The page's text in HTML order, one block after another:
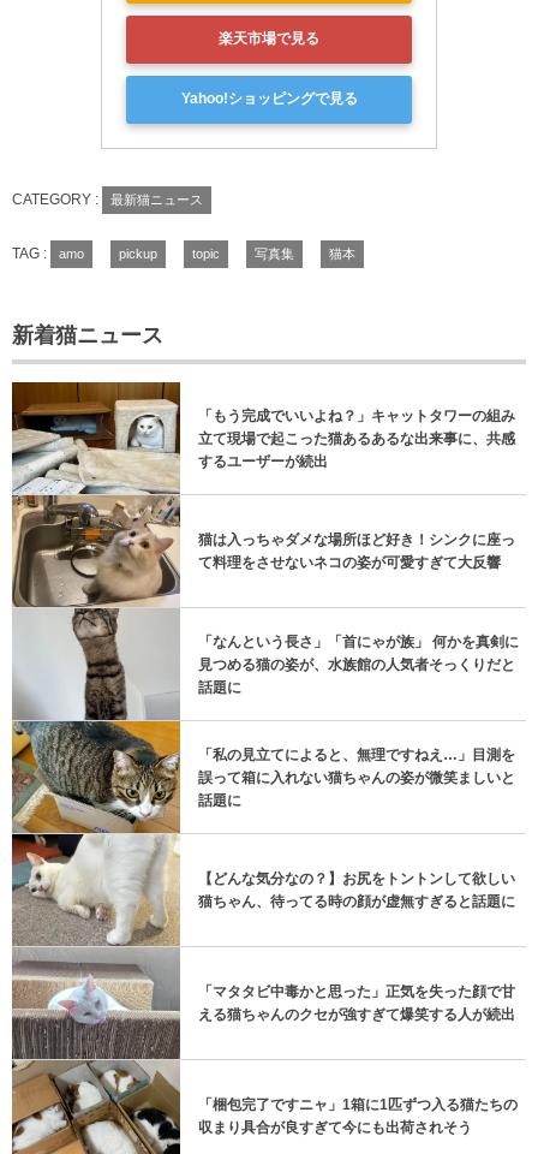
楽天市場で見る
Yahoo!ショッピングで見る
CATEGORY : 最新猫ニュース
TAG : amo pickup topic 写真集 猫本
新着猫ニュース
「もう完成でいいよね？」キャットタワーの組み
立て現場で起こった猫あるあるな出来事に、共感
するユーザーが続出
猫は入っちゃダメな場所ほど好き！シンクに座っ
て料理をさせないネコの姿が可愛すぎて大反響
「なんという長さ」「首にゃが族」 何かを真剣に
見つめる猫の姿が、水族館の人気者そっくりだと
話題に
「私の見立てによると、無理ですねえ…」目測を
誤って箱に入れない猫ちゃんの姿が微笑ましいと
話題に
【どんな気分なの？】お尻をトントンして欲しい
猫ちゃん、待ってる時の顔が虚無すぎると話題に
「マタタビ中毒かと思った」正気を失った顔で甘
える猫ちゃんのクセが強すぎて爆笑する人が続出
「梱包完了ですニャ」1箱に1匹ずつ入る猫たちの
収まり具合が良すぎて今にも出荷されそう